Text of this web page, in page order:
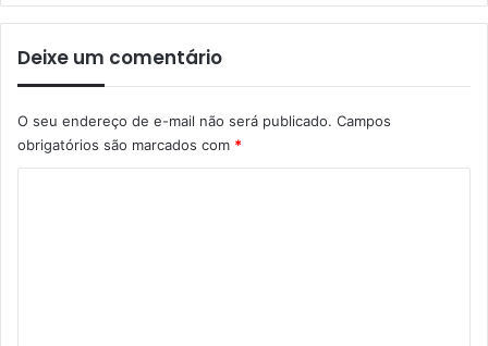
Deixe um comentário
O seu endereço de e-mail não será publicado. Campos
obrigatórios são marcados com *